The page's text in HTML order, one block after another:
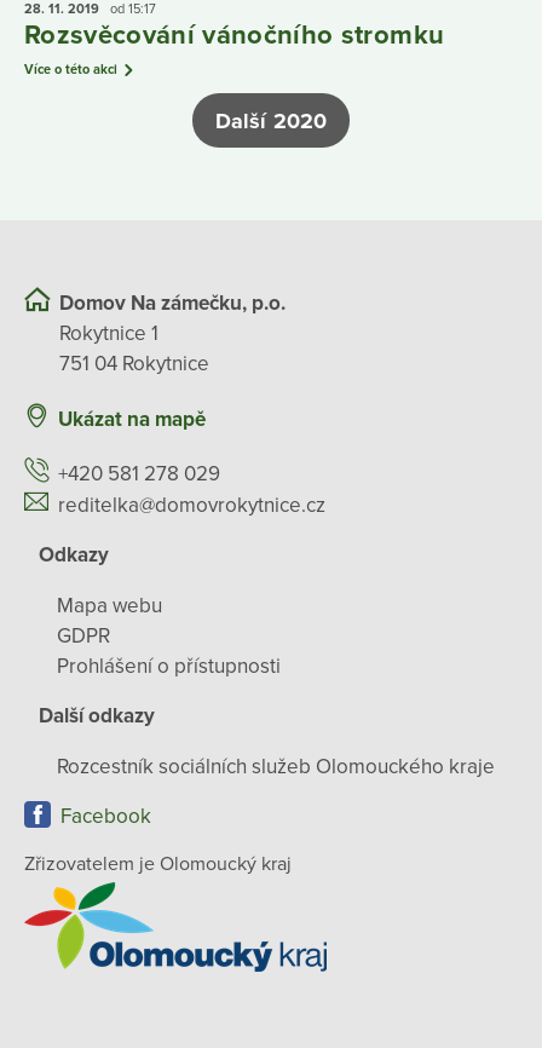
28. 11. 2019 od 15:17
Rozsvěcování vánočního stromku
Více o této akci
Další 2020
Domov Na zámečku, p.o.
Rokytnice 1
751 04 Rokytnice
Ukázat na mapě
+420 581 278 029
reditelka@domovrokytnice.cz
Odkazy
Mapa webu
GDPR
Prohlášení o přístupnosti
Další odkazy
Rozcestník sociálních služeb Olomouckého kraje
Facebook
Zřizovatelem je Olomoucký kraj